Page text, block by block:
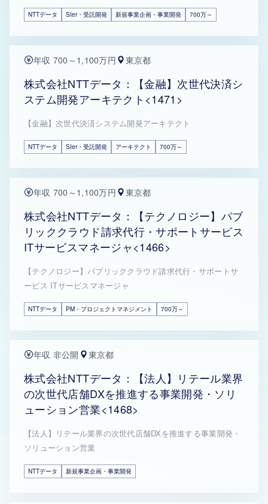
NTTデータ SIer・受託開発 新規事業企画・事業開発 700万～
年収 700～1,100万円 東京都
株式会社NTTデータ：【金融】次世代決済シ
ステム開発アーキテクト<1471>
【金融】次世代決済システム開発アーキテクト
NTTデータ SIer・受託開発 アーキテクト 700万～
年収 700～1,100万円 東京都
株式会社NTTデータ：【テクノロジー】パブ
リッククラウド請求代行・サポートサービス
ITサービスマネージャ<1466>
【テクノロジー】パブリッククラウド請求代行・サポートサ
ービス ITサービスマネージャ
NTTデータ PM・プロジェクトマネジメント 700万～
年収 非公開 東京都
株式会社NTTデータ：【法人】リテール業界
の次世代店舗DXを推進する事業開発・ソリ
ューション営業<1468>
【法人】リテール業界の次世代店舗DXを推進する事業開発・
ソリューション営業
NTTデータ 新規事業企画・事業開発